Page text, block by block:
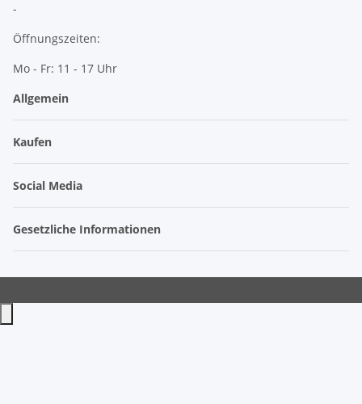
-
Öffnungszeiten:
Mo - Fr: 11 - 17 Uhr
Allgemein
Kaufen
Social Media
Gesetzliche Informationen